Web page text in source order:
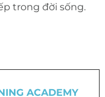
trong đời sống.
ACADEMY